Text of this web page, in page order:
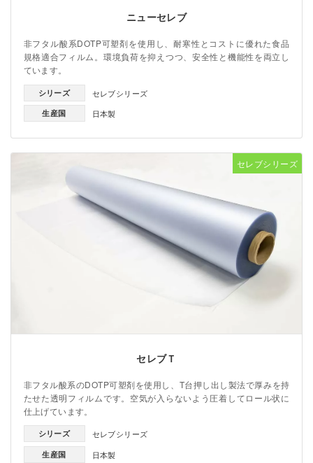
ニューセレブ
非フタル酸系DOTP可塑剤を使用し、耐寒性とコストに優れた食品
規格適合フィルム。環境負荷を抑えつつ、安全性と機能性を両立し
ています。
シリーズ セレブシリーズ
生産国 日本製
セレブシリーズ
セレブＴ
非フタル酸系のDOTP可塑剤を使用し、T台押し出し製法で厚みを持
たせた透明フィルムです。空気が入らないよう圧着してロール状に
仕上げています。
シリーズ セレブシリーズ
生産国 日本製